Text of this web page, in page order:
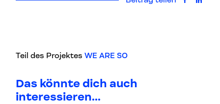
Teil des Projektes WE ARE SO
auf auf
Das könnte dich auch
interessieren...